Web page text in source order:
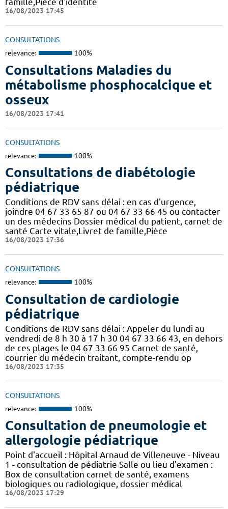
16/08/2023 17:45
CONSULTATIONS
relevance: 100%
Consultations Maladies du
métabolisme phosphocalcique et
osseux
16/08/2023 17:41
CONSULTATIONS
relevance: 100%
Consultations de diabétologie
pédiatrique
Conditions de RDV sans délai : en cas d'urgence,
joindre 04 67 33 65 87 ou 04 67 33 66 45 ou contacter
un des médecins Dossier médical du patient, carnet de
santé Carte vitale,Livret de famille,Pièce
16/08/2023 17:36
CONSULTATIONS
relevance: 100%
Consultation de cardiologie
pédiatrique
Conditions de RDV sans délai : Appeler du lundi au
vendredi de 8 h 30 à 17 h 30 04 67 33 66 43, en dehors
de ces plages le 04 67 33 66 95 Carnet de santé,
courrier du médecin traitant, compte-rendu op
16/08/2023 17:35
CONSULTATIONS
relevance: 100%
Consultation de pneumologie et
allergologie pédiatrique
Point d'accueil : Hôpital Arnaud de Villeneuve - Niveau
1 - consultation de pédiatrie Salle ou lieu d'examen :
Box de consultation carnet de santé, examens
biologiques ou radiologique, dossier médical
16/08/2023 17:29